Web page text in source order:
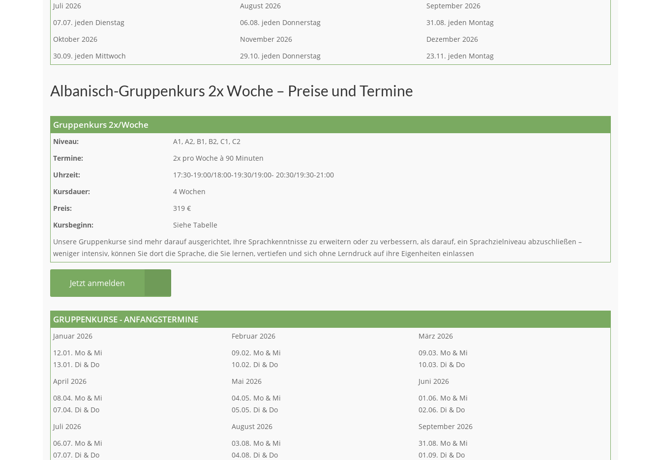
Juli 2026
August 2026
September 2026
07.07. jeden Dienstag
06.08. jeden Donnerstag
31.08. jeden Montag
Oktober 2026
November 2026
Dezember 2026
30.09. jeden Mittwoch
29.10. jeden Donnerstag 23.11. jeden Montag
Albanisch-Gruppenkurs 2x Woche – Preise und Termine
Gruppenkurs 2x/Woche
Niveau:
A1, A2, B1, B2, C1, C2
Termine:
2x pro Woche à 90 Minuten
Uhrzeit:
17:30-19:00/18:00-19:30/19:00- 20:30/19:30-21:00
Kursdauer:
4 Wochen
Preis:
319 €
Kursbeginn:
Siehe Tabelle
Unsere Gruppenkurse sind mehr darauf ausgerichtet, Ihre Sprachkenntnisse zu erweitern oder zu verbessern, als darauf, ein Sprachzielniveau abzuschließen –
weniger intensiv, können Sie dort die Sprache, die Sie lernen, vertiefen und sich ohne Lerndruck auf ihre Eigenheiten einlassen
Jetzt anmelden
GRUPPENKURSE - ANFANGSTERMINE
Januar 2026 Februar 2026
März 2026
12.01. Mo & Mi
13.01. Di & Do
09.02. Mo & Mi
10.02. Di & Do
09.03. Mo & Mi
10.03. Di & Do
April 2026
Mai 2026
Juni 2026
08.04. Mo & Mi
07.04. Di & Do
04.05. Mo & Mi
05.05. Di & Do
01.06. Mo & Mi
02.06. Di & Do
Juli 2026
August 2026
September 2026
06.07. Mo & Mi
07.07. Di & Do
03.08. Mo & Mi
04.08. Di & Do
31.08. Mo & Mi
01.09. Di & Do